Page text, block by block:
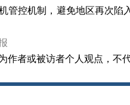
管控机制，避免地区再次
作者或被访者个人观点，不